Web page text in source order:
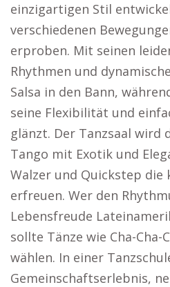
einzigartigen Stil
verschiedenen
erproben. Mit seinen
Rhythmen und
Salsa in den Bann,
seine Flexibilität und
glänzt. Der Tanzsaal wird
Tango mit Exotik und
Walzer und Quickstep die
erfreuen. Wer den
Lebensfreude
sollte Tänze wie Cha-Cha-
wählen. In einer
Gemeinschaftserlebnis,